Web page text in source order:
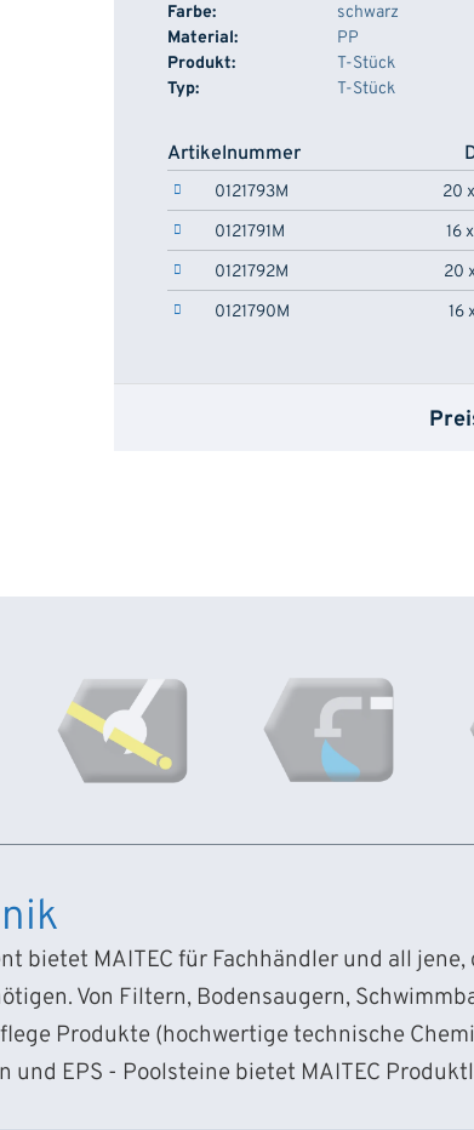
Farbe:
schwarz
Material:
PP
Produkt:
T-Stück
Typ:
T-Stück
Artikelnummer
0121793M 20
0121791M
16
0121792M
20
0121790M
16
bietet MAITEC für Fachhändler und all
Von Filtern, Bodensaugern,
Produkte (hochwertige technische
und EPS - Poolsteine bietet MAITEC